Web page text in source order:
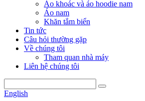
Áo khoác và áo hoodie nam
Áo nam
Khăn tắm biển
Tin tức
Câu hỏi thường gặp
Về chúng tôi
Tham quan nhà máy
Liên hệ chúng tôi
English